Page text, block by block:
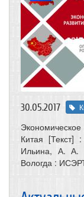
30.05.2017
Китая
Ильина, А. А.
Вологда :